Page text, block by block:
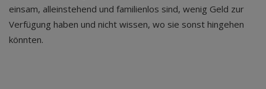
einsam, alleinstehend und familienlos sind, wenig Geld zur
Verfügung haben und nicht wissen, wo sie sonst hingehen
könnten.